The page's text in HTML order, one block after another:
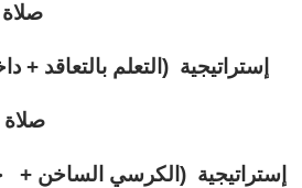
إستراتيجية (التعلم بالتعاقد
صلاة
إستراتيجية (الكرسي الساخن +